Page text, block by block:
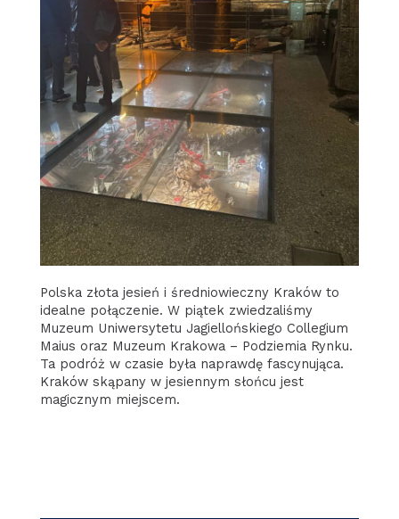
Polska złota jesień i średniowieczny Kraków to
idealne połączenie. W piątek zwiedzaliśmy
Muzeum Uniwersytetu Jagiellońskiego Collegium
Maius oraz Muzeum Krakowa – Podziemia Rynku.
Ta podróż w czasie była naprawdę fascynująca.
Kraków skąpany w jesiennym słońcu jest
magicznym miejscem.